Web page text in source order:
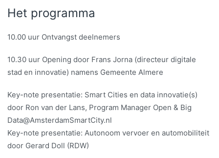
Het programma
10.00 uur Ontvangst deelnemers
10.30 uur Opening door Frans Jorna (directeur digitale
stad en innovatie) namens Gemeente Almere
Key-note presentatie: Smart Cities en data innovatie(s)
door Ron van der Lans, Program Manager Open & Big
Data@AmsterdamSmartCity.nl
Key-note presentatie: Autonoom vervoer en automobiliteit
door Gerard Doll (RDW)